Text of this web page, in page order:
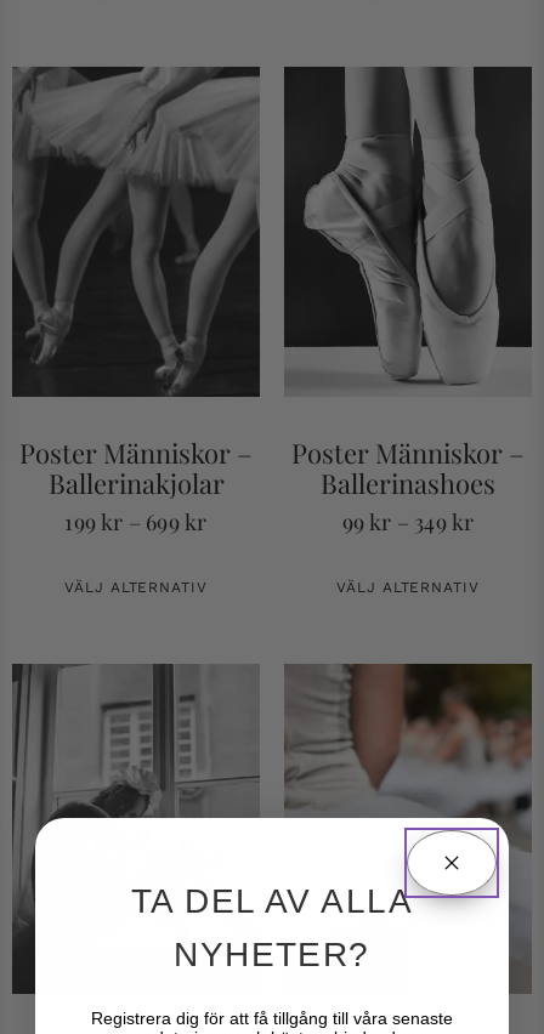
Poster Människor –
Ballerinakjolar
199kr – 699kr
VÄLJ ALTERNATIV
Poster Människor –
Ballerinashoes
99kr – 349kr
VÄLJ ALTERNATIV
TA DEL AV ALLA
NYHETER?
Registrera dig för att få tillgång till våra senaste